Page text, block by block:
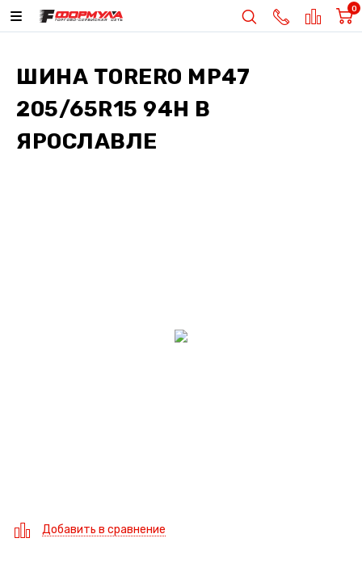
0
ШИНА TORERO MP47
205/65R15 94H В
ЯРОСЛАВЛЕ
Добавить в сравнение